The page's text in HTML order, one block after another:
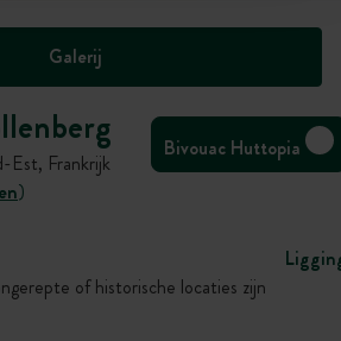
Galerij
Frankrijk
Bivouac Huttopia
)
of historische locaties zijn